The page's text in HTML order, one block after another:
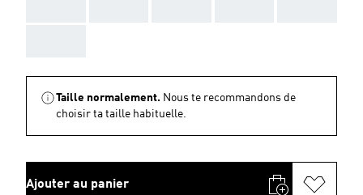
Taille normalement. Nous te recommandons de
choisir ta taille habituelle.
Ajouter au panier